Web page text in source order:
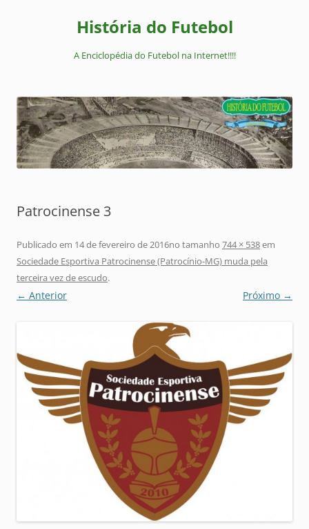
História do Futebol
A Enciclopédia do Futebol na Internet!!!!
Patrocinense 3
Publicado em 14 de fevereiro de 2016no tamanho 744 × 538em
Sociedade Esportiva Patrocinense (Patrocínio-MG) muda pela
terceira vez de escudo.
← Anterior Próximo →